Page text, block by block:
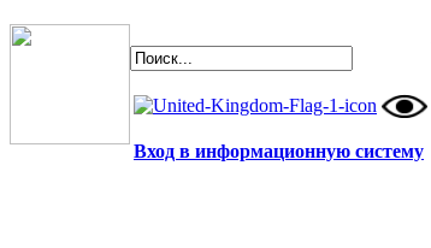
Вход в информационную систему